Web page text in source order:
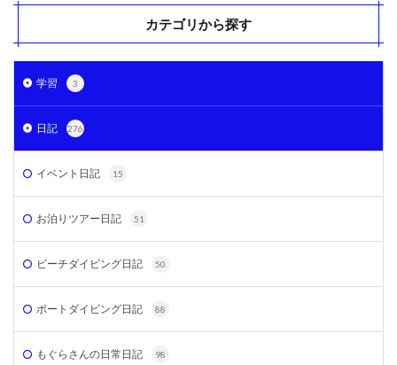
カテゴリから探す
学習 3
日記 276
イベント日記 15
お泊りツアー日記 51
ビーチダイビング日記 50
ボートダイビング日記 88
もぐらさんの日常日記 98